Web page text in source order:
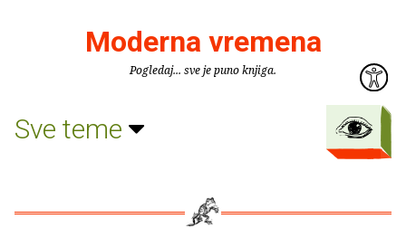
Moderna vremena
Pogledaj... sve je puno knjiga.
Sve teme